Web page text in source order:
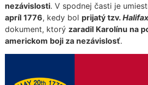
nezávislosti. V spodnej časti je
apríl 1776, kedy bol prijatý tzv.
dokument, ktorý zaradil Karolínu na
americkom boji za nezávislosť.